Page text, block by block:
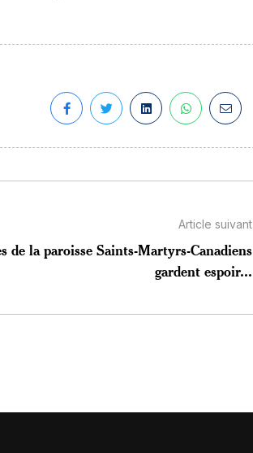
Article suivant
de la paroisse Saints-Martyrs-Canadiens
gardent espoir...